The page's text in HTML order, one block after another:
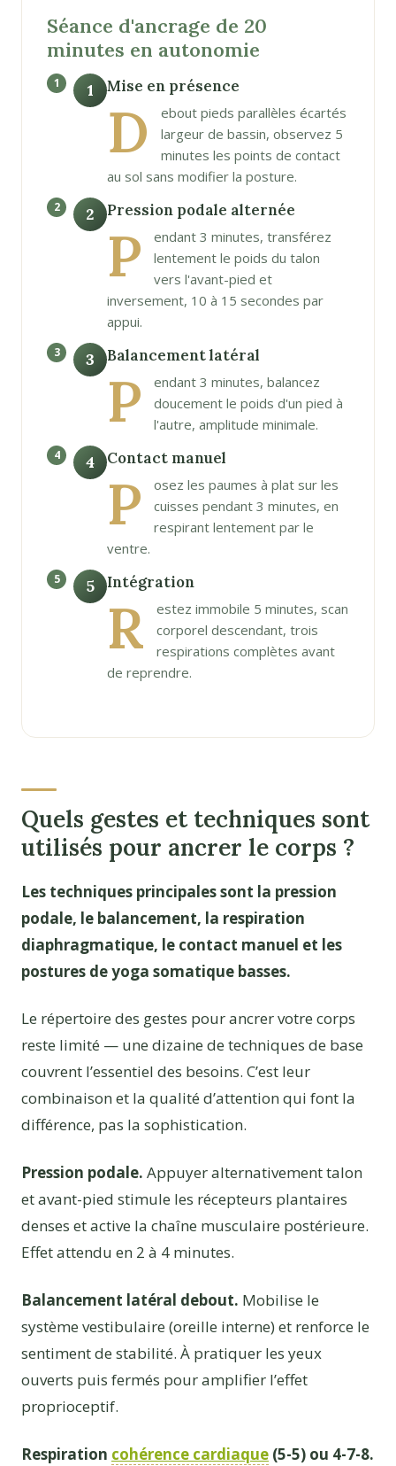
Séance d'ancrage de 20
minutes en autonomie
1 Mise en présence
D
ebout pieds parallèles écartés
largeur de bassin, observez 5
minutes les points de contact
au sol sans modifier la posture.
2 Pression podale alternée
P
endant 3 minutes, transférez
lentement le poids du talon
vers l'avant-pied et
inversement, 10 à 15 secondes par
appui.
3 Balancement latéral
P
endant 3 minutes, balancez
doucement le poids d'un pied à
l'autre, amplitude minimale.
4 Contact manuel
P
osez les paumes à plat sur les
cuisses pendant 3 minutes, en
respirant lentement par le
ventre.
5 Intégration
R
estez immobile 5 minutes, scan
corporel descendant, trois
respirations complètes avant
de reprendre.
Quels gestes et techniques sont
utilisés pour ancrer le corps ?
Les techniques principales sont la pression
podale, le balancement, la respiration
diaphragmatique, le contact manuel et les
postures de yoga somatique basses.
Le répertoire des gestes pour ancrer votre corps
reste limité — une dizaine de techniques de base
couvrent l’essentiel des besoins. C’est leur
combinaison et la qualité d’attention qui font la
différence, pas la sophistication.
Pression podale. Appuyer alternativement talon
et avant-pied stimule les récepteurs plantaires
denses et active la chaîne musculaire postérieure.
Effet attendu en 2 à 4 minutes.
Balancement latéral debout. Mobilise le
système vestibulaire (oreille interne) et renforce le
sentiment de stabilité. À pratiquer les yeux
ouverts puis fermés pour amplifier l’effet
proprioceptif.
Respiration cohérence cardiaque (5-5) ou 4-7-8.